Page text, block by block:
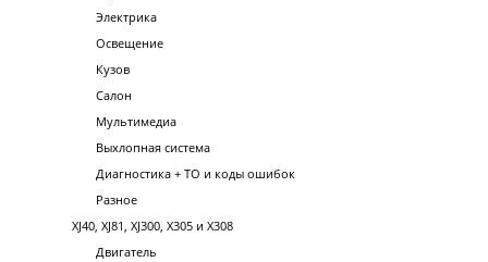
Электрика
Освещение
Кузов
Салон
Мультимедиа
Выхлопная система
Диагностика + ТО и коды ошибок
Разное
XJ40, XJ81, XJ300, X305 и X308
Двигатель